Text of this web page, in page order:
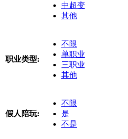
中超变
其他
职业类型:
不限
单职业
三职业
其他
假人陪玩:
不限
是
不是